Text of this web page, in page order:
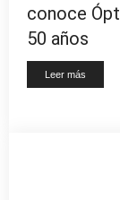
conoce
50 años
Leer más